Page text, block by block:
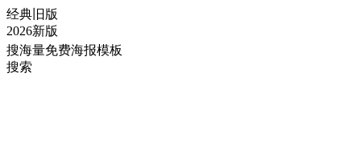
经典旧版
2026新版
搜海量免费海报模板
搜索